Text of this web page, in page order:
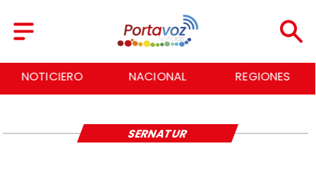
NOTICIERO NACIONAL REGIONES
SERNATUR